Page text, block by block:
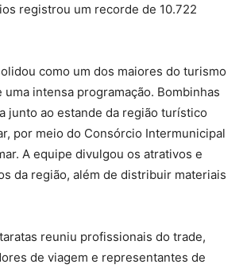
registrou um recorde de 10.722
como um dos maiores do turismo
intensa programação. Bombinhas
junto ao estande da região turístico
por meio do Consórcio Intermunicipal
A equipe divulgou os atrativos e
da região, além de distribuir materiais
reuniu profissionais do trade,
de viagem e representantes de